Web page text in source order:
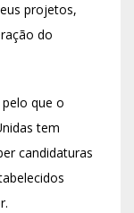
projetos,
do
que o
tem
candidaturas